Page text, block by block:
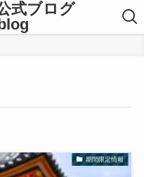
式ブログ
期間限定情報